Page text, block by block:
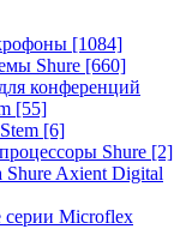
[1084]
Shure [660]
конференций
[55]
[6]
Shure [2]
Shure Axient Digital
Microflex